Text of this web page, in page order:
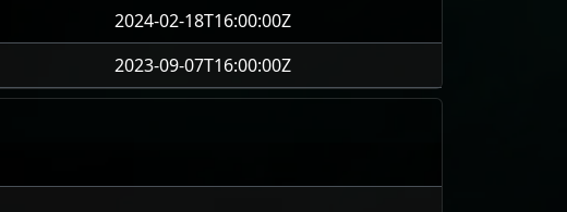
2024-02-18T16:00:00Z
2023-09-07T16:00:00Z